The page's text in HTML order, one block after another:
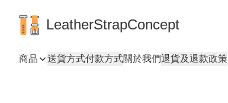
LeatherStrapConcept
商品 送貨方式付款方式關於我們退貨及退款政策